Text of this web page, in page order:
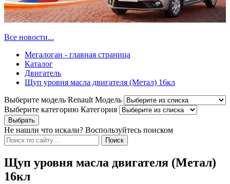
Все новости...
Мегалоган - главная страница
Каталог
Двигатель
Щуп уровня масла двигателя (Метал) 16кл
Выберите модель Renault Модель
Выберите категорию Категория
Не нашли что искали? Воспользуйтесь поиском
Щуп уровня масла двигателя (Метал)
16кл